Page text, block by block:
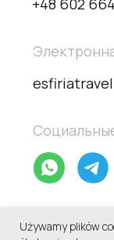
Używamy plików